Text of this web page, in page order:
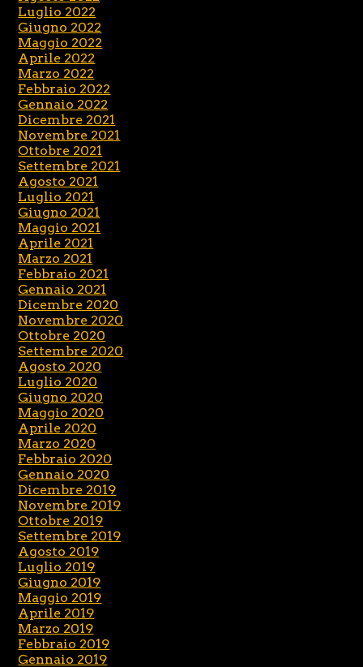
Luglio 2022
Giugno 2022
Maggio 2022
Aprile 2022
Marzo 2022
Febbraio 2022
Gennaio 2022
Dicembre 2021
Novembre 2021
Ottobre 2021
Settembre 2021
Agosto 2021
Luglio 2021
Giugno 2021
Maggio 2021
Aprile 2021
Marzo 2021
Febbraio 2021
Gennaio 2021
Dicembre 2020
Novembre 2020
Ottobre 2020
Settembre 2020
Agosto 2020
Luglio 2020
Giugno 2020
Maggio 2020
Aprile 2020
Marzo 2020
Febbraio 2020
Gennaio 2020
Dicembre 2019
Novembre 2019
Ottobre 2019
Settembre 2019
Agosto 2019
Luglio 2019
Giugno 2019
Maggio 2019
Aprile 2019
Marzo 2019
Febbraio 2019
Gennaio 2019